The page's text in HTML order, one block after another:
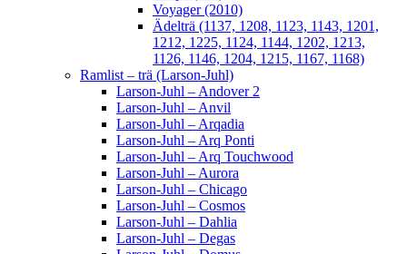
Voyager (2010)
Ädelträ (1137, 1208, 1123, 1143, 1201,
1212, 1225, 1124, 1144, 1202, 1213,
1126, 1146, 1204, 1215, 1167, 1168)
Ramlist – trä (Larson-Juhl)
Larson-Juhl – Andover 2
Larson-Juhl – Anvil
Larson-Juhl – Arqadia
Larson-Juhl – Arq Ponti
Larson-Juhl – Arq Touchwood
Larson-Juhl – Aurora
Larson-Juhl – Chicago
Larson-Juhl – Cosmos
Larson-Juhl – Dahlia
Larson-Juhl – Degas